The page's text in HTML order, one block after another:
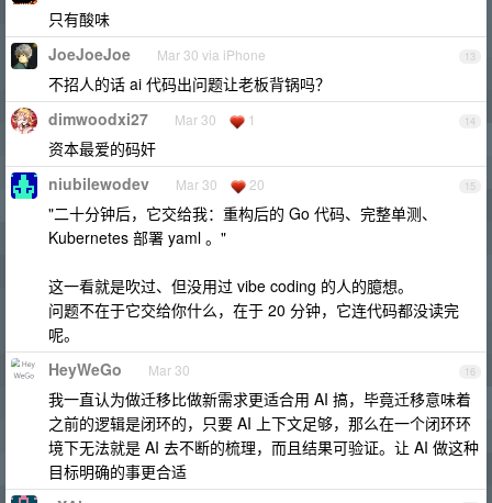
只有酸味
13
JoeJoeJoe Mar 30 via iPhone
不招人的话 ai 代码出问题让老板背锅吗？
14
dimwoodxi27 Mar 30 1
资本最爱的码奸
15
niubilewodev Mar 30 20
"二十分钟后，它交给我：重构后的 Go 代码、完整单测、
Kubernetes 部署 yaml 。"
这一看就是吹过、但没用过 vibe coding 的人的臆想。
问题不在于它交给你什么，在于 20 分钟，它连代码都没读完
呢。
16
HeyWeGo Mar 30
我一直认为做迁移比做新需求更适合用 AI 搞，毕竟迁移意味着
之前的逻辑是闭环的，只要 AI 上下文足够，那么在一个闭环环
境下无法就是 AI 去不断的梳理，而且结果可验证。让 AI 做这种
目标明确的事更合适